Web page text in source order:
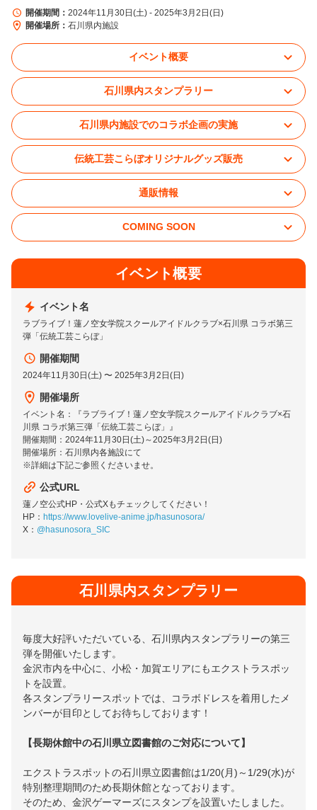
開催期間
2024年11月30日(土) - 2025年3月2日(日)
開催場所
石川県内施設
イベント概要
石川県内スタンプラリー
石川県内施設でのコラボ企画の実施
伝統工芸こらぼオリジナルグッズ販売
通販情報
COMING SOON
イベント概要
イベント名
ラブライブ！蓮ノ空女学院スクールアイドルクラブ×石川県 コラボ第三
弾「伝統工芸こらぼ」
開催期間
2024年11月30日(土) 〜 2025年3月2日(日)
開催場所
イベント名：『ラブライブ！蓮ノ空女学院スクールアイドルクラブ×石
川県 コラボ第三弾「伝統工芸こらぼ」』
開催期間：2024年11月30日(土)～2025年3月2日(日)
開催場所：石川県内各施設にて
※詳細は下記ご参照くださいませ。
公式URL
蓮ノ空公式HP・公式Xもチェックしてください！
HP： https://www.lovelive-anime.jp/hasunosora/
X： @hasunosora_SIC
石川県内スタンプラリー
毎度大好評いただいている、石川県内スタンプラリーの第三
弾を開催いたします。
金沢市内を中心に、小松・加賀エリアにもエクストラスポッ
トを設置。
各スタンプラリースポットでは、コラボドレスを着用したメ
ンバーが目印としてお待ちしております！
【長期休館中の石川県立図書館のご対応について】
エクストラスポットの石川県立図書館は1/20(月)～1/29(水)が
特別整理期間のため長期休館となっております。
そのため、金沢ゲーマーズにスタンプを設置いたしました。